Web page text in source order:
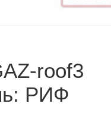
roof3
РИФ